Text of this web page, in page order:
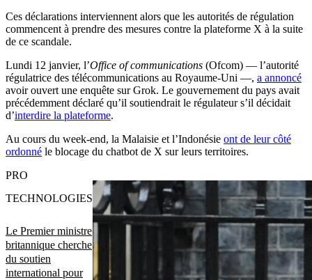
Ces déclarations interviennent alors que les autorités de régulation
commencent à prendre des mesures contre la plateforme X à la suite
de ce scandale.
Lundi 12 janvier, l’Office of communications (Ofcom) — l’autorité
régulatrice des télécommunications au Royaume-Uni —, a annoncé
avoir ouvert une enquête sur Grok. Le gouvernement du pays avait
précédemment déclaré qu’il soutiendrait le régulateur s’il décidait
d’interdire la plateforme.
Au cours du week-end, la Malaisie et l’Indonésie ont de leur côté
ordonné le blocage du chatbot de X sur leurs territoires.
Le Premier ministre
britannique cherche
du soutien
international pour
PRO
TECHNOLOGIES